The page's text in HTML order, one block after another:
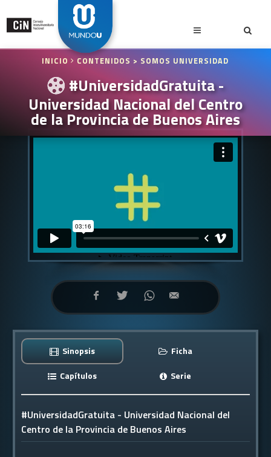
INICIO CONTENIDOS > SOMOS UNIVERSIDAD
#UniversidadGratuita -
Universidad Nacional del Centro
de la Provincia de Buenos Aires
Sinopsis
Ficha
Capítulos
Serie
#UniversidadGratuita - Universidad Nacional del
Centro de la Provincia de Buenos Aires